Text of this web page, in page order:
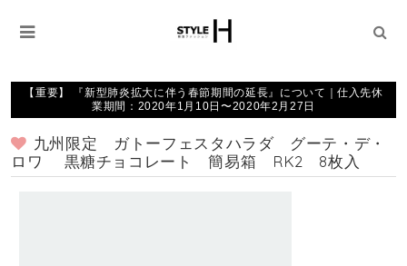
【重要】 『新型肺炎拡大に伴う春節期間の延長』について｜仕入先休
業期間：2020年1月10日〜2020年2月27日
九州限定 ガトーフェスタハラダ グーテ・デ・
ロワ 黒糖チョコレート 簡易箱 RK2 8枚入